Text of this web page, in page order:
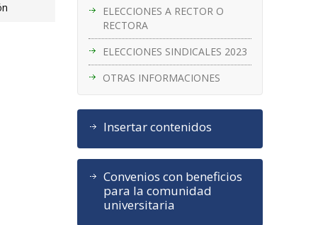
ELECCIONES A RECTOR O
RECTORA
ELECCIONES SINDICALES 2023
OTRAS INFORMACIONES
Insertar contenidos
Convenios con beneficios
para la comunidad
universitaria